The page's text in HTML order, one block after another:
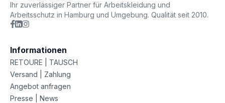
Ihr zuverlässiger Partner für Arbeitskleidung und
Arbeitsschutz in Hamburg und Umgebung. Qualität seit 2010.
Informationen
RETOURE | TAUSCH
Versand | Zahlung
Angebot anfragen
Presse | News